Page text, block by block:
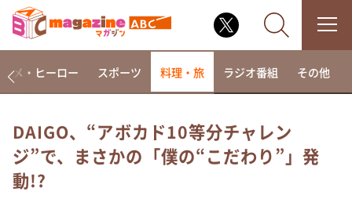
なるみ・岡村の過ぎるTV
メ・ヒーロー スポーツ 料理・旅 ラジオ番組 その他
DAIGO、“アボカド10等分チャレン
ジ”で、まさかの「僕の“こだわり”」発
動!?